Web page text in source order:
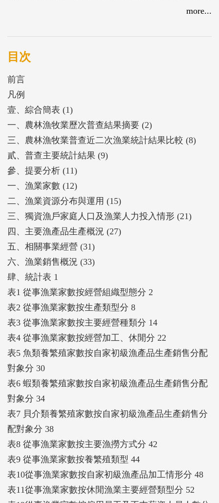
特性、從業員工人數、漁撈作業情形、養繁殖情形
more...
目次
前言
凡例
壹、綜合簡表 (1)
一、農林漁牧業歷次普查結果摘要 (2)
三、農林漁牧業普查近二次漁業統計結果比較 (8)
貳、普查主要統計結果 (9)
參、提要分析 (11)
一、漁業家數 (12)
二、漁業資源分布與運用 (15)
三、獨資漁戶家庭人口及漁業人力投入情形 (21)
四、主要漁產品生產概況 (27)
五、相關事業經營 (31)
六、漁業銷售概況 (33)
肆、統計表 1
表1 從事漁業家數按經營組織型態分 2
表2 從事漁業家數按生產類型分 8
表3 從事漁業家數按主要經營種類分 14
表4 從事漁業家數按經營加工、休閒分 22
表5 魚類養繁殖家數按自家初級漁產品生產銷售分配
對象分 30
表6 蝦類養繁殖家數按自家初級漁產品生產銷售分配
對象分 34
表7 貝介類養繁殖家數按自家初級漁產品生產銷售分
配對象分 38
表8 從事漁業家數按主要漁撈方式分 42
表9 從事漁業家數按養繁殖類型 44
表10從事漁業家數按自家初級漁產品加工情形分 48
表11從事漁業家數按休閒漁業主要經營類型分 52